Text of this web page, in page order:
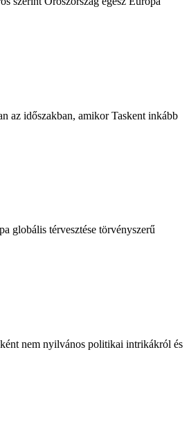
az időszakban, amikor Taskent inkább
globális térvesztése törvényszerű
nem nyilvános politikai intrikákról és